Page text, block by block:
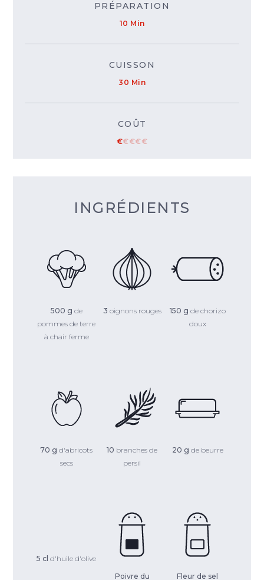
PRÉPARATION
10 Min
CUISSON
30 Min
COÛT
€€€€€
INGRÉDIENTS
500 g de
pommes de terre
à chair ferme
3 oignons rouges 150 g de chorizo
doux
70 g d'abricots
secs
10 branches de
persil
20 g de beurre
5 cl d'huile d'olive
Poivre du
Fleur de sel